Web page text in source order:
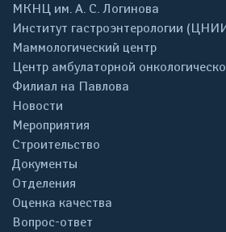
МКНЦ им. А. С. Логинова
Институт гастроэнтерологии
Маммологический центр
Центр амбулаторной
Филиал на Павлова
Новости
Мероприятия
Строительство
Документы
Отделения
Оценка качества
Вопрос-ответ